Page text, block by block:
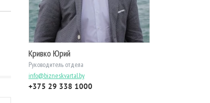
Кривко Юрий
Руководитель отдела
info@bizneskvartal.by
+375 29 338 1000